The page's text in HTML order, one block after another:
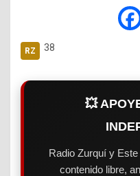
38
💥
Radio Zurquí y
contenido libre,